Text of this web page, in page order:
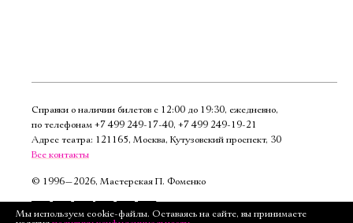
Справки о наличии билетов с 12:00 до 19:30, ежедневно,
по телефонам +7 499 249‑17‑40, +7 499 249‑19‑21
Адрес театра: 121165, Москва, Кутузовский проспект, 30
Все контакты
© 1996—2026, Мастерская П. Фоменко
Подписаться
Мы используем cookie-файлы. Оставаясь на сайте, вы принимаете